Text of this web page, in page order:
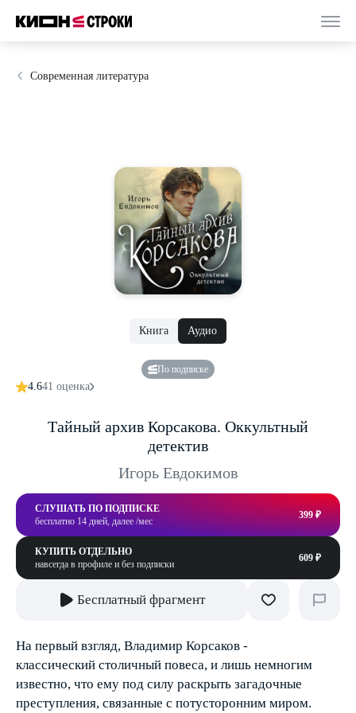
Современная литература
Книга Аудио
По подписке
4.641 оценка
Тайный архив Корсакова. Оккультный
детектив
Игорь Евдокимов
СЛУШАТЬ ПО ПОДПИСКЕ
бесплатно 14 дней, далее /мес
399 ₽
КУПИТЬ ОТДЕЛЬНО
навсегда в профиле и без подписки
609 ₽
Бесплатный фрагмент
На первый взгляд, Владимир Корсаков -
классический столичный повеса, и лишь немногим
известно, что ему под силу раскрыть загадочные
преступления, связанные с потусторонним миром.